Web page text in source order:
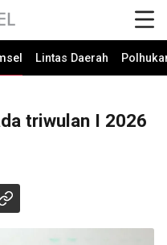
Lintas Daerah
triwulan I 2026